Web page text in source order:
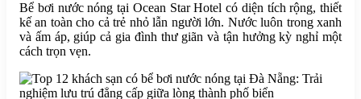
Bể bơi nước nóng tại Ocean Star Hotel có diện tích rộng, thiết
kế an toàn cho cả trẻ nhỏ lẫn người lớn. Nước luôn trong xanh
và ấm áp, giúp cả gia đình thư giãn và tận hưởng kỳ nghỉ một
cách trọn vẹn.